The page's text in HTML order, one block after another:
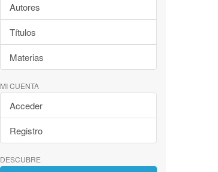
Autores
Títulos
Materias
MI CUENTA
Acceder
Registro
DESCUBRE